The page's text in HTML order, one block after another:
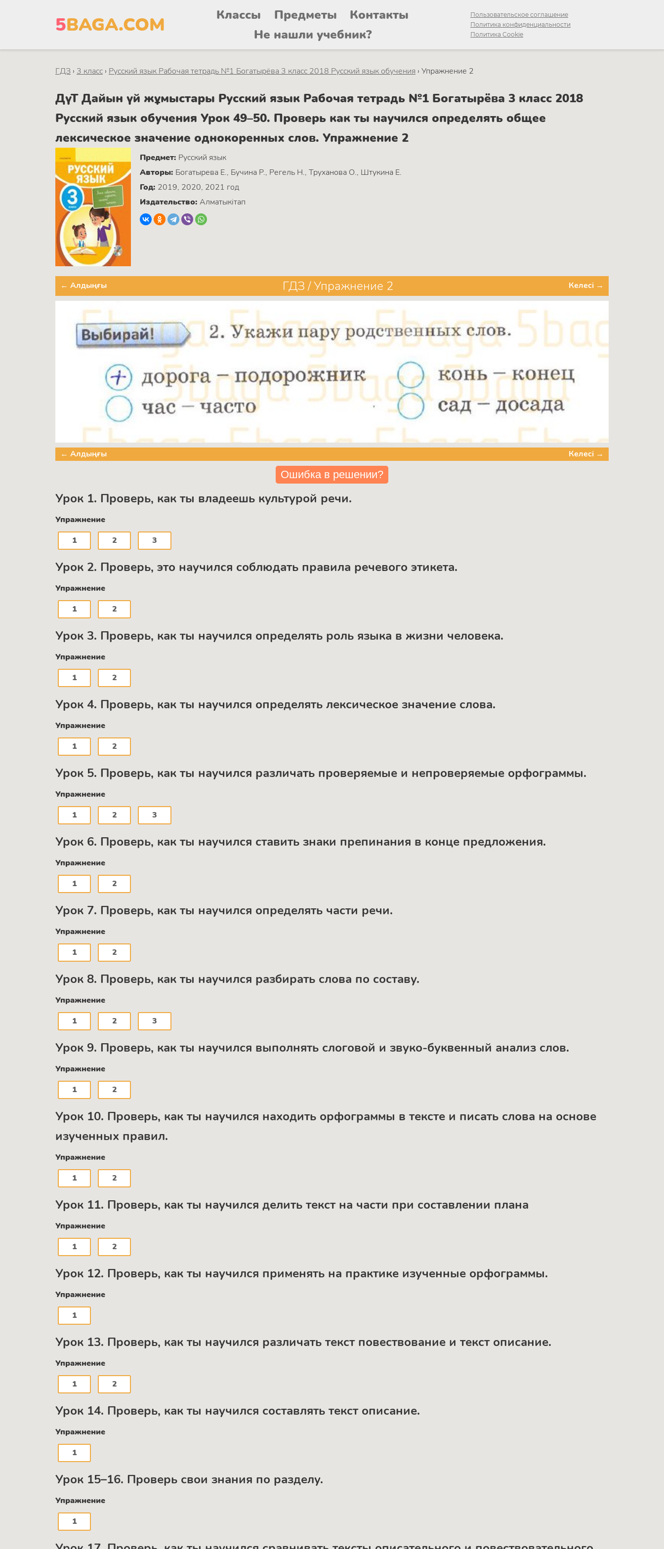
5BAGA.COM Классы Предметы
Контакты
Не нашли учебник?
Пользовательское соглашение
Политика конфиденциальности
Политика Cookie
ГДЗ › 3 класс › Русский язык Рабочая тетрадь №1 Богатырёва 3 класс 2018 Русский язык обучения › Упражнение 2
ДүТ Дайын үй жұмыстары Русский язык Рабочая тетрадь №1 Богатырёва 3 класс 2018
Русский язык обучения Урок 49–50. Проверь как ты научился определять общее
лексическое значение однокоренных слов. Упражнение 2
Предмет: Русский язык
Авторы: Богатырева Е., Бучина Р., Регель Н., Труханова О., Штукина Е.
Год: 2019, 2020, 2021 год
Издательство: Алматыкітап
← Алдыңғы ГДЗ / Упражнение 2 Келесі →
← Алдыңғы Келесі →
Ошибка в решении?
Урок 1. Проверь, как ты владеешь культурой речи.
Упражнение
1
2 3
Урок 2. Проверь, это научился соблюдать правила речевого этикета.
Упражнение
1
2
Урок 3. Проверь, как ты научился определять роль языка в жизни человека.
Упражнение
1
2
Урок 4. Проверь, как ты научился определять лексическое значение слова.
Упражнение
1
2
Урок 5. Проверь, как ты научился различать проверяемые и непроверяемые орфограммы.
Упражнение
1
2 3
Урок 6. Проверь, как ты научился ставить знаки препинания в конце предложения.
Упражнение
1
2
Урок 7. Проверь, как ты научился определять части речи.
Упражнение
1
2
Урок 8. Проверь, как ты научился разбирать слова по составу.
Упражнение
1
2 3
Урок 9. Проверь, как ты научился выполнять слоговой и звуко-буквенный анализ слов.
Упражнение
1
2
Урок 10. Проверь, как ты научился находить орфограммы в тексте и писать слова на основе
изученных правил.
Упражнение
1
2
Урок 11. Проверь, как ты научился делить текст на части при составлении плана
Упражнение
1
2
Урок 12. Проверь, как ты научился применять на практике изученные орфограммы.
Упражнение
1
Урок 13. Проверь, как ты научился различать текст повествование и текст описание.
Упражнение
1
2
Урок 14. Проверь, как ты научился составлять текст описание.
Упражнение
1
Урок 15–16. Проверь свои знания по разделу.
Упражнение
1